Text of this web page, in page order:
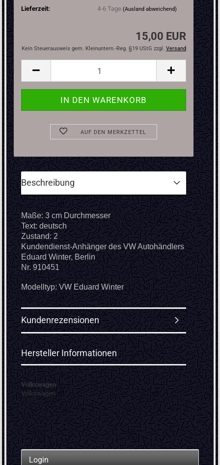
Lieferzeit:
4-6 Tage (Ausland abweichend)
15,00 EUR
Kein Steuerausweis gem. Kleinuntern.-Reg. §19 UStG zzgl. Versand
AUF DEN MERKZETTEL
Beschreibung
Maße: 3 cm Durchmesser
Text: deutsch
Zustand: 2
Kundendienst-Anhänger des VW Autohändlers
Eduard Winter, Berlin
Nr. 910451
Modelltyp: VW Eduard Winter
Kundenrezensionen
Hersteller Informationen
Volkswagen
Volkswagen
Login